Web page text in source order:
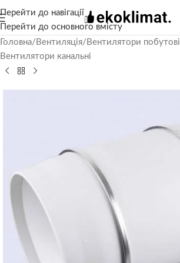
Перейти до навігації
Перейти до основного вмісту
Головна/ Вентиляція/ Вентилятори побутові
Вентилятори канальні